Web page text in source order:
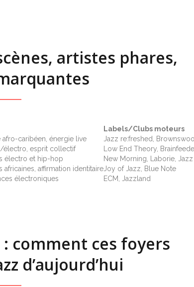
artistes phares,
Labels/Clubs moteurs
afro-caribéen, énergie live
Jazz re:freshed,
esprit collectif
Low End Theory,
électro et hip-hop
New Morning, Laborie,
africaines, affirmation identitaire Joy of Jazz, Blue Note
électroniques ECM, Jazzland
comment ces foyers
d’aujourd’hui